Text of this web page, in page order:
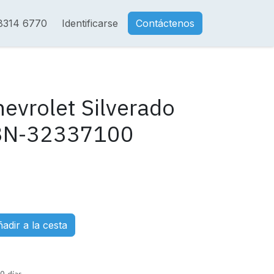
6770 Identificarse Contáctenos
Silverado
32337100
a la cesta